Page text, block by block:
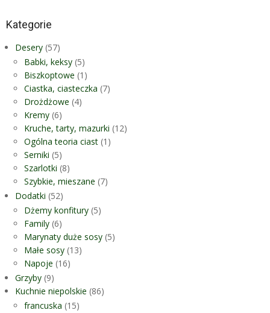
Kategorie
Desery (57)
Babki, keksy (5)
Biszkoptowe (1)
Ciastka, ciasteczka (7)
Drożdżowe (4)
Kremy (6)
Kruche, tarty, mazurki (12)
Ogólna teoria ciast (1)
Serniki (5)
Szarlotki (8)
Szybkie, mieszane (7)
Dodatki (52)
Dżemy konfitury (5)
Family (6)
Marynaty duże sosy (5)
Małe sosy (13)
Napoje (16)
Grzyby (9)
Kuchnie niepolskie (86)
francuska (15)